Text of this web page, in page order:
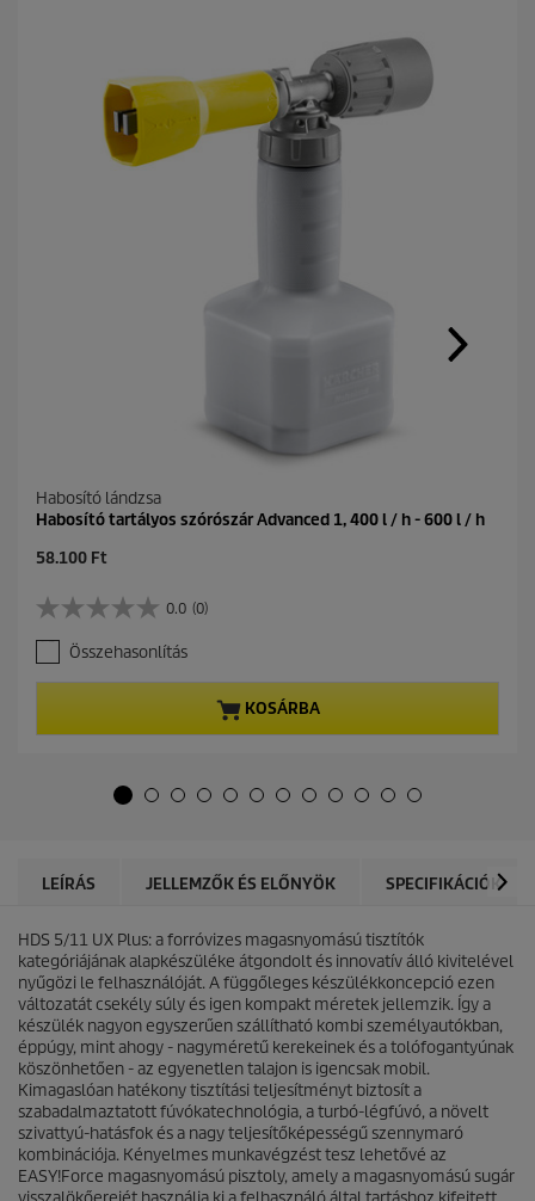
Habosító lándzsa
Habosító tartályos szórószár Advanced 1, 400 l / h - 600 l / h
C
r
e
n
t
e
58.100 Ft
0.0 (0)
0
.
0
a
ő
s
i
l
l
a
g
b
ó
l
.
Összehasonlítás
KOSÁRBA
LEÍRÁS JELLEMZŐK ÉS ELŐNYÖK SPECIFIKÁCIÓK
HDS 5/11 UX Plus: a forróvizes magasnyomású tisztítók
kategóriájának alapkészüléke átgondolt és innovatív álló kivitelével
nyűgözi le felhasználóját. A függőleges készülékkoncepció ezen
változatát csekély súly és igen kompakt méretek jellemzik. Így a
készülék nagyon egyszerűen szállítható kombi személyautókban,
éppúgy, mint ahogy - nagyméretű kerekeinek és a tolófogantyúnak
köszönhetően - az egyenetlen talajon is igencsak mobil.
Kimagaslóan hatékony tisztítási teljesítményt biztosít a
szabadalmaztatott fúvókatechnológia, a turbó-légfúvó, a növelt
szivattyú-hatásfok és a nagy teljesítőképességű szennymaró
kombinációja. Kényelmes munkavégzést tesz lehetővé az
EASY!Force magasnyomású pisztoly, amely a magasnyomású sugár